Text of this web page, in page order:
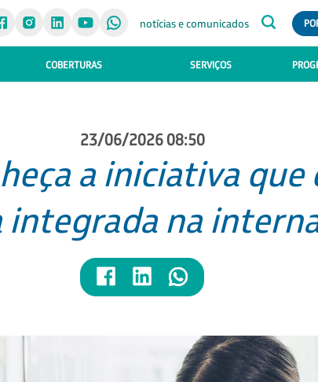
notícias e comunicados
COBERTURAS SERVIÇOS
23/06/2026 08:50
a iniciativa que
na